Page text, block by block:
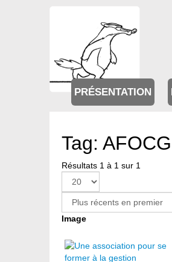
PRÉSENTATION
Tag: AFOCG
Résultats 1 à 1 sur 1
Image